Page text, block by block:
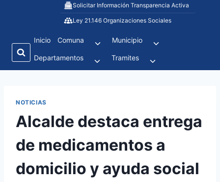
Solicitar Información Transparencia Activa
Ley 21.146 Organizaciones Sociales
Inicio Comuna Municipio
Departamentos Tramites
NOTICIAS
Alcalde destaca entrega
de medicamentos a
domicilio y ayuda social